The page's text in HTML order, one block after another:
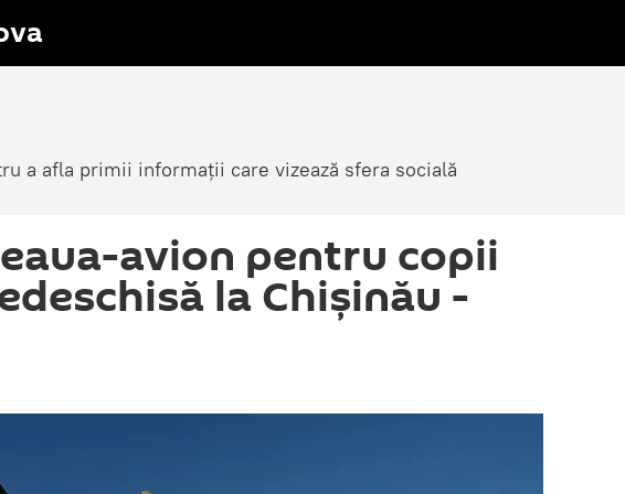
a afla primii informații care vizează sfera socială
avion pentru copii
la Chișinău -